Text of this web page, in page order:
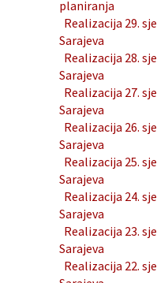
planiranja
Realizacija 29.
Sarajeva
Realizacija 28.
Sarajeva
Realizacija 27.
Sarajeva
Realizacija 26.
Sarajeva
Realizacija 25.
Sarajeva
Realizacija 24.
Sarajeva
Realizacija 23.
Sarajeva
Realizacija 22.